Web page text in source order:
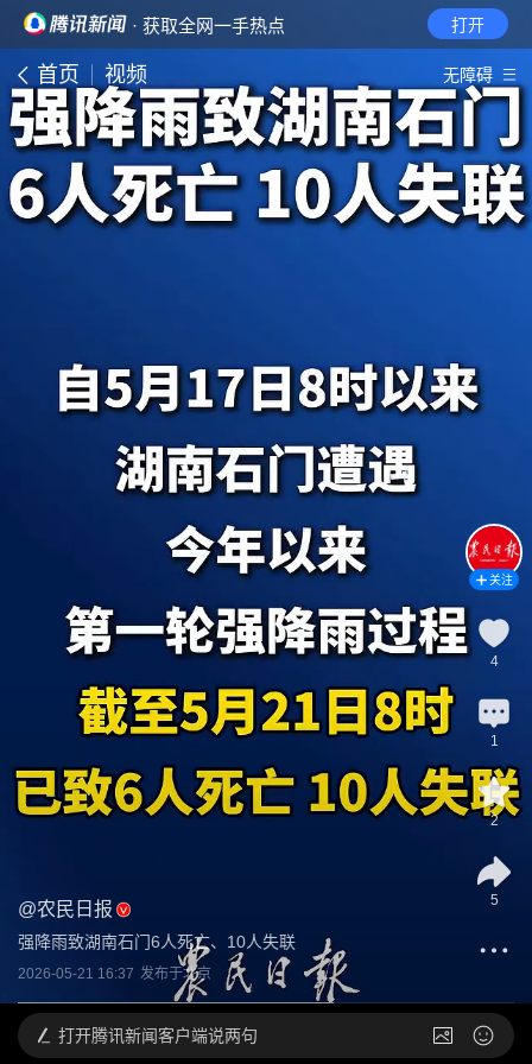
· 获取全网一手热点 打开
首页 视频 无障碍
@农民日报
强降雨致湖南石门6人死亡、10人失联
2026-05-21 16:37 发布于北京
关注
4
1
2
5
打开腾讯新闻客户端说两句